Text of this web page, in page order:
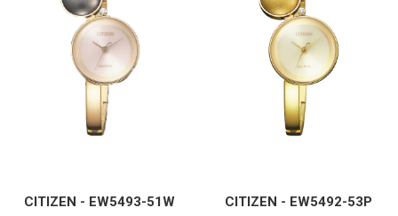
CITIZEN - EW5493-51W CITIZEN - EW5492-53P